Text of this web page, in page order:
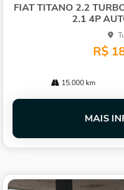
FIAT TITANO 2.2
2.1 4P
R$
15.000 km
MAIS